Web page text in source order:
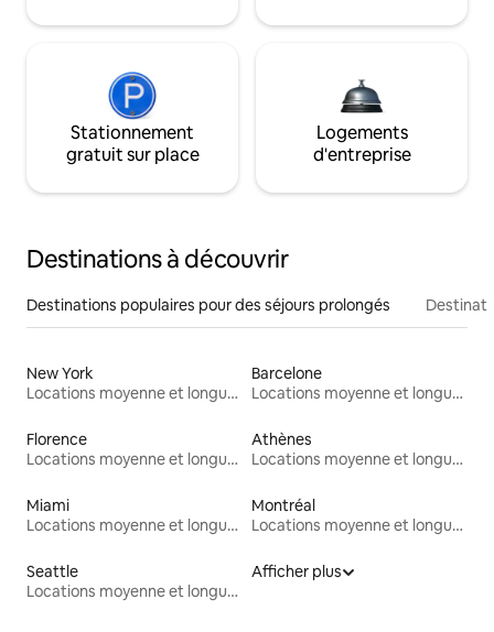
Stationnement
gratuit sur place
Logements
d'entreprise
Destinations à découvrir
Destinations populaires pour des séjours prolongés
New York
Locations moyenne et longue durée
Barcelone
Locations moyenne et longue durée
Florence
Locations moyenne et longue durée
Athènes
Locations moyenne et longue durée
Miami
Locations moyenne et longue durée
Montréal
Locations moyenne et longue durée
Seattle
Locations moyenne et longue durée
Afficher plus